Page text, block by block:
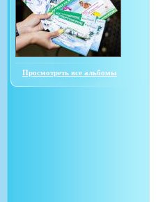
Просмотреть все альбомы